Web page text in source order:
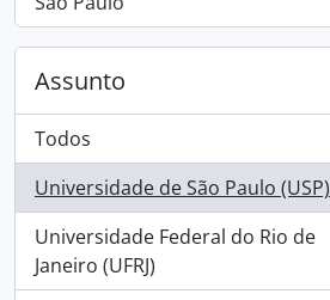
, 1 resultados
Assunto
Todos
Universidade de São Paulo (USP)
, 2 resultados
Universidade Federal do Rio de
Janeiro (UFRJ)
, 2 resultados